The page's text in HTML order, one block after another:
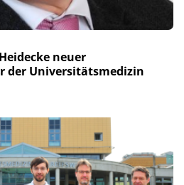
neuer
der Universitätsmedizin